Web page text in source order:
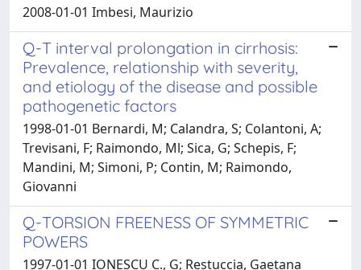
2008-01-01 Imbesi, Maurizio
Q-T interval prolongation in cirrhosis:
Prevalence, relationship with severity,
and etiology of the disease and possible
pathogenetic factors
1998-01-01 Bernardi, M; Calandra, S; Colantoni, A;
Trevisani, F; Raimondo, Ml; Sica, G; Schepis, F;
Mandini, M; Simoni, P; Contin, M; Raimondo,
Giovanni
Q-TORSION FREENESS OF SYMMETRIC
POWERS
1997-01-01 IONESCU C., G; Restuccia, Gaetana